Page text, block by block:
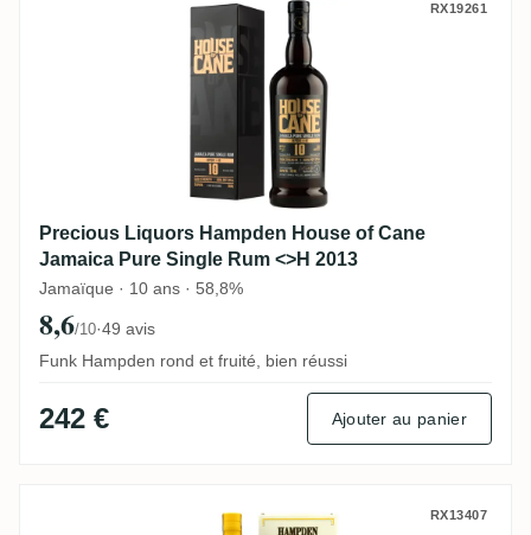
Precious Liquors Hampden House of
RX19261
Precious Liquors Hampden House of Cane
Jamaica Pure Single Rum <>H 2013
Jamaïque · 10 ans · 58,8%
8,6/10·49 avis
Funk Hampden rond et fruité, bien réussi
242 € Ajouter au panier
Habitation Velier Hampden Celebrating
RX13407